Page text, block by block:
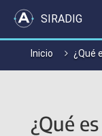
SIRADIG
Inicio ¿Qué
¿Qué